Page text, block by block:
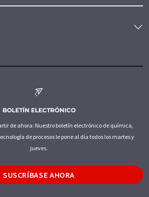
BOLETÍN ELECTRÓNICO
de ahora: Nuestro boletín electrónico de química,
de procesos le pone al día todos los martes y
jueves.
SUSCRÍBASE AHORA